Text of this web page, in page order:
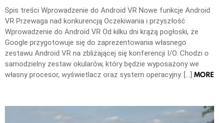
Spis treści Wprowadzenie do Android VR Nowe funkcje Android
VR Przewaga nad konkurencją Oczekiwania i przyszłość
Wprowadzenie do Android VR Od kilku dni krążą pogłoski, że
Google przygotowuje się do zaprezentowania własnego
zestawu Android VR na zbliżającej się konferencji I/O. Chodzi o
samodzielny zestaw okularów, który będzie wyposażony we
własny procesor, wyświetlacz oraz system operacyjny. […] MORE